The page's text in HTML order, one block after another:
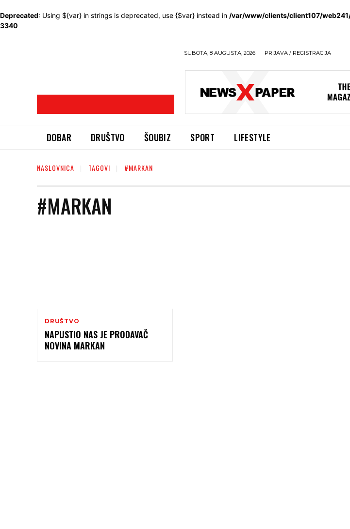
Deprecated: Using ${var} in strings is deprecated, use {$var} instead in /var/www/clients/client107/
3340
SUBOTA, 8 AUGUSTA, 2026 PRIJAVA / REGISTRACIJA
DOBAR DRUŠTVO ŠOUBIZ SPORT LIFESTYLE
NASLOVNICA TAGOVI #MARKAN
#MARKAN
DRUŠTVO
NAPUSTIO NAS JE PRODAVAČ
NOVINA MARKAN